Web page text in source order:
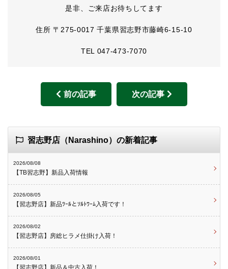
是非、ご来店お待ちしてます
住所 〒275-0017 千葉県習志野市藤崎6-15-10
TEL 047-473-7070
前の記事 次の記事
習志野店（Narashino）の新着記事
2026/08/08
【TB習志野】新品入荷情報
2026/08/05
【習志野店】新品ﾂｰﾙとｿﾙﾄﾜｰﾑ入荷です！
2026/08/02
【習志野店】房総ヒラメ仕掛け入荷！
2026/08/01
【習志野店】新品＆中古入荷！